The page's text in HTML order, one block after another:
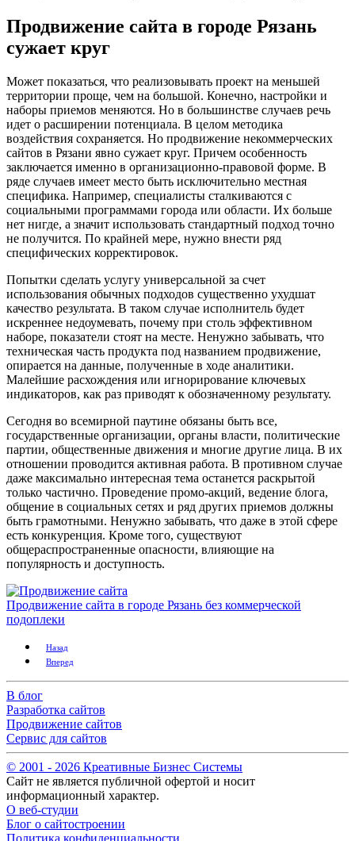
Продвижение сайта в городе Рязань
сужает круг
Может показаться, что реализовывать проект на меньшей
территории проще, чем на большой. Конечно, настройки и
наборы приемов меняются. Но в большинстве случаев речь
идет о расширении потенциала. В целом методика
воздействия сохраняется. Но продвижение некоммерческих
сайтов в Рязани явно сужает круг. Причем особенность
заключается именно в организационно-правовой форме. В
ряде случаев имеет место быть исключительно местная
специфика. Например, специалисты сталкиваются с
социальными программами города или области. Их больше
нет нигде, а значит использовать стандартный подход точно
не получится. По крайней мере, нужно внести ряд
специфических корректировок.
Попытки сделать услугу универсальной за счет
использования обычных подходов существенно ухудшат
качество результата. В таком случае исполнитель будет
искреннее недоумевать, почему при столь эффективном
наборе, показатели стоят на месте. Ненужно забывать, что
техническая часть продукта под названием продвижение,
опирается на данные, полученные в ходе аналитики.
Малейшие расхождения или игнорирование ключевых
индикаторов, как раз приводят к обозначенному результату.
Сегодня во всемирной паутине обязаны быть все,
государственные организации, органы власти, политические
партии, общественные движения и многие другие лица. В их
отношении проводится активная работа. В противном случае
даже максимально интересная тема останется раскрытой
только частично. Проведение промо-акций, ведение блога,
общение в социальных сетях и ряд других приемов должны
быть грамотными. Ненужно забывать, что даже в этой сфере
есть конкуренция. Кроме того, существуют
общераспространенные опасности, влияющие на
популярность и доступность.
Продвижение сайта в городе Рязань без коммерческой
подоплеки
Назад
Вперед
В блог
Разработка сайтов
Продвижение сайтов
Сервис для сайтов
© 2001 - 2026 Креативные Бизнес Системы
Сайт не является публичной офертой и носит
информационный характер.
О веб-студии
Блог о сайтостроении
Политика конфиденциальности